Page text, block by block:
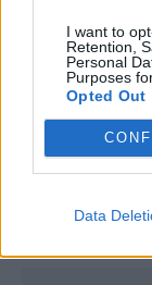
I want to
Retention,
Personal
Purposes
Opted Out
Data
Carlos
três horas